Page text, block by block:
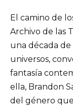
El camino de
Archivo de las
una década
universos,
fantasía
ella, Brandon
del género